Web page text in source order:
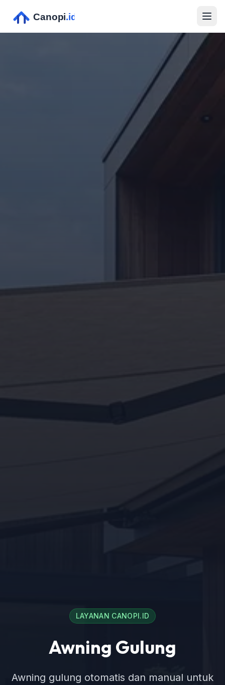
LAYANAN CANOPI.ID
Awning Gulung
Awning gulung otomatis dan manual untuk